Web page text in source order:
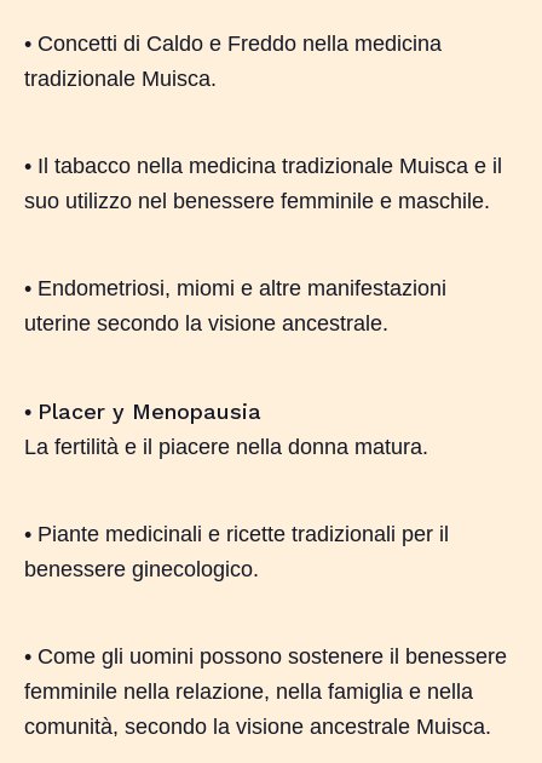
Nessun prodotto nel carrello.
• Concetti di Caldo e Freddo nella medicina
tradizionale Muisca.
• Il tabacco nella medicina tradizionale Muisca e il
suo utilizzo nel benessere femminile e maschile.
• Endometriosi, miomi e altre manifestazioni
uterine secondo la visione ancestrale.
• Placer y Menopausia
La fertilità e il piacere nella donna matura.
• Piante medicinali e ricette tradizionali per il
benessere ginecologico.
• Come gli uomini possono sostenere il benessere
femminile nella relazione, nella famiglia e nella
comunità, secondo la visione ancestrale Muisca.